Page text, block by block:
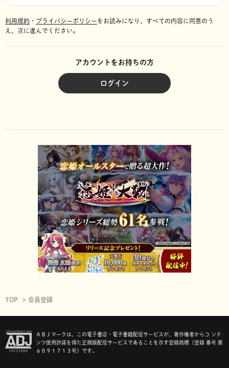
利用規約 ・ プライバシーポリシーをお読みになり、 すべての内容に同意のう
え、次に進んでください。
アカウントをお持ちの方
ログイン
TOP 会員登録
ＡＢＪマークは、この電子書店・電子書籍配信サービスが、著作権者からコ ンテ
ンツ使用許諾を得た正規版配信サービスであることを示す登録商標（登録 番号 第
６０９１７１３号）です。